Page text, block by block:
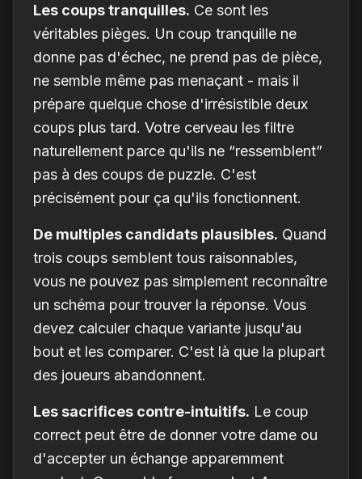
Les coups tranquilles. Ce sont les
véritables pièges. Un coup tranquille ne
donne pas d'échec, ne prend pas de pièce,
ne semble même pas menaçant - mais il
prépare quelque chose d'irrésistible deux
coups plus tard. Votre cerveau les filtre
naturellement parce qu'ils ne “ressemblent”
pas à des coups de puzzle. C'est
précisément pour ça qu'ils fonctionnent.
De multiples candidats plausibles. Quand
trois coups semblent tous raisonnables,
vous ne pouvez pas simplement reconnaître
un schéma pour trouver la réponse. Vous
devez calculer chaque variante jusqu'au
bout et les comparer. C'est là que la plupart
des joueurs abandonnent.
Les sacrifices contre-intuitifs. Le coup
correct peut être de donner votre dame ou
d'accepter un échange apparemment